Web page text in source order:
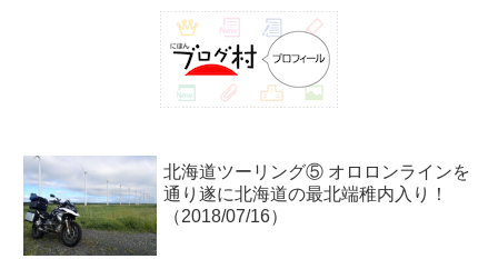
北海道ツーリング⑤ オロロンラインを
通り遂に北海道の最北端稚内入り！
（2018/07/16）